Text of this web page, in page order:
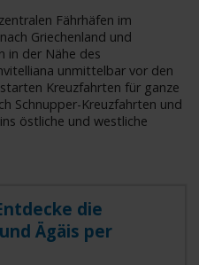
Fährhäfen im
Griechenland und
in der Nähe des
unmittelbar vor den
Kreuzfahrten für ganze
Schnupper-Kreuzfahrten und
östliche und westliche
die
Ägäis per